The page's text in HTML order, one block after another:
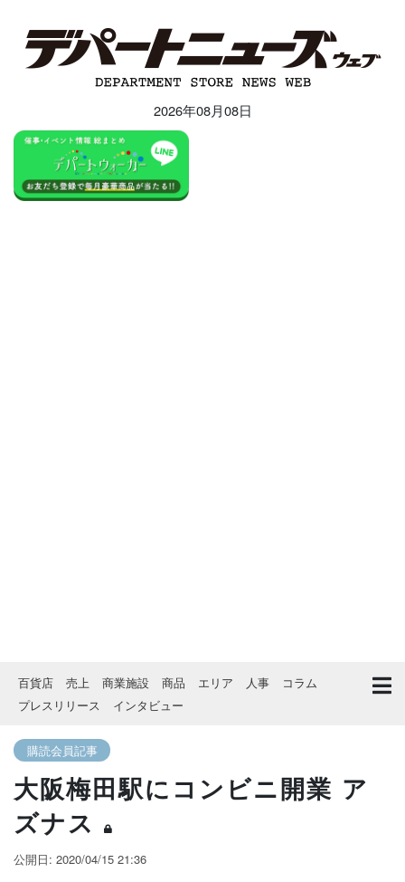
2026年08月08日
百貨店 売上 商業施設 商品 エリア 人事
コラム
プレスリリース
インタビュー
購読会員記事
大阪梅田駅にコンビニ開業 ア
ズナス
公開日: 2020/04/15 21:36